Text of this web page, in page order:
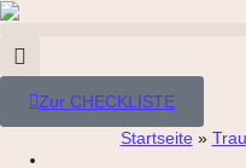
Zur CHECKLISTE
Startseite »